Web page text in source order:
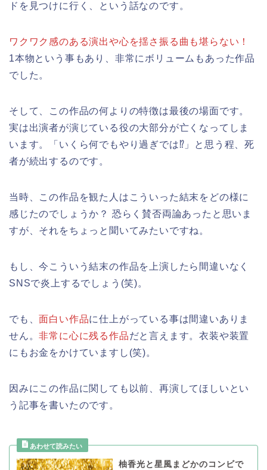
ドを見つけに行く、という話なのです。
ワクワク感のある演出や心を揺さ振る曲も堪らない！
1本物という事もあり、非常にボリュームもあった作品
でした。
そして、この作品の何よりの特徴は最後の場面です。
実は出演者が演じている役の大部分が亡くなってしま
います。「いくら何でもやり過ぎでは⁉」と思う程、死
者が続出するのです。
当時、この作品を観た人はこういった結末をどの様に
感じたのでしょうか？ 恐らく賛否両論あったと思いま
すが、それをちょっと聞いてみたいですね。
もし、今こういう結末の作品を上演したら間違いなく
SNSで炎上するでしょう(笑)。
でも、面白い作品に仕上がっている事は間違いありま
せん。非常に心に残る作品だと言えます。衣装や装置
にもお金をかけていますし(笑)。
因みにこの作品に関しても以前、再演してほしいとい
う記事を書いたのです。
柚香光と星風まどかのコンビで